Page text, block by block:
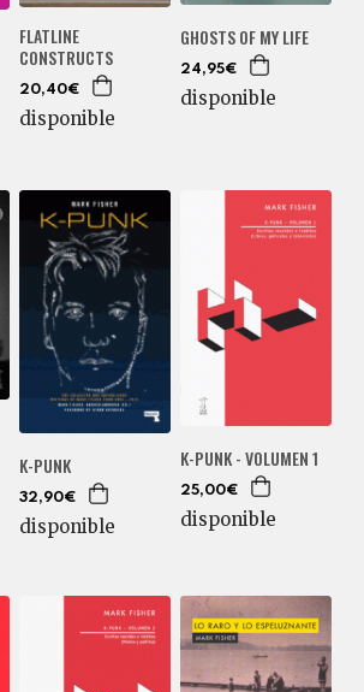
FLATLINE
CONSTRUCTS
20,40€
disponible
GHOSTS OF MY LIFE
24,95€
disponible
K-PUNK
32,90€
disponible
K-PUNK - VOLUMEN 1
25,00€
disponible